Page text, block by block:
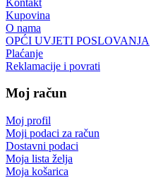
Kupovina
O nama
OPĆI UVJETI POSLOVANJA
Plaćanje
Reklamacije i povrati
Moj račun
Moj profil
Moji podaci za račun
Dostavni podaci
Moja lista želja
Moja košarica